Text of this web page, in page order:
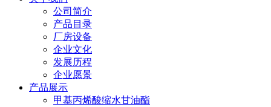
公司简介
产品目录
厂房设备
企业文化
发展历程
企业愿景
产品展示
甲基丙烯酸缩水甘油酯